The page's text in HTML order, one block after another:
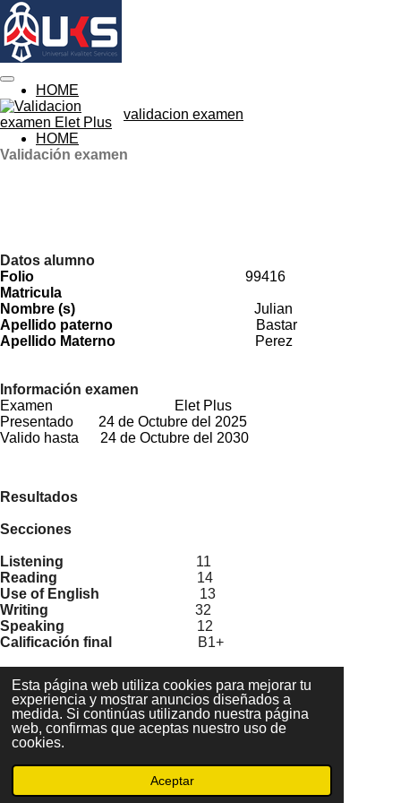
Esta página web utiliza cookies para mejorar tu
experiencia y mostrar anuncios diseñados a
medida. Si continúas utilizando nuestra página
web, confirmas que aceptas nuestro uso de
cookies.
Aceptar
Ir
al
contenido
principal
HOME
validacion examen
HOME
Validación examen
Datos alumno
Folio 99416
Matricula
Nombre (s) Julian
Apellido paterno Bastar
Apellido Materno
Perez
Información examen
Examen Elet Plus
Presentado 24 de Octubre del 2025
Valido hasta 24 de Octubre del 2030
Resultados
Secciones
Listening 11
Reading 14
Use of English 13
Writing 32
Speaking 12
Calificación final
B1+
Imprimir certificado
⠀
© UKS2025